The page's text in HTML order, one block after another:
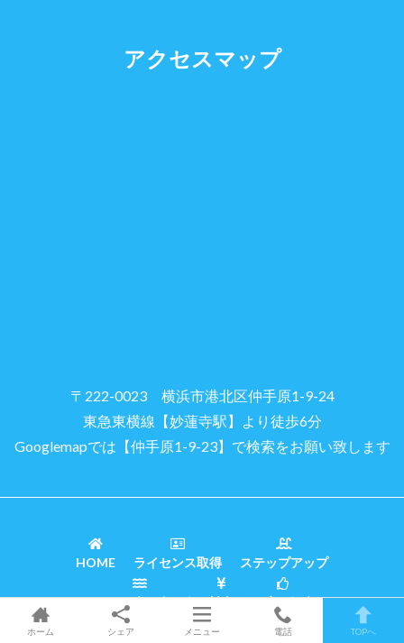
アクセスマップ
〒222-0023 横浜市港北区仲手原1-9-24
東急東横線【妙蓮寺駅】より徒歩6分
Googlemapでは【仲手原1-9-23】で検索をお願い致します
HOME ライセンス取得 ステップアップ
ファンダイビング 料金 お店の紹介
ホーム シェア メニュー 電話 TOPへ